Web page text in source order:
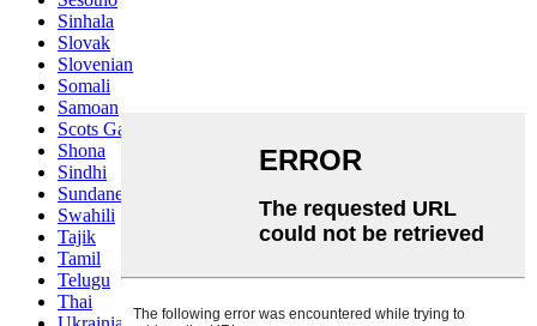
Sinhala
Slovak
Slovenian
Somali
Samoan
Scots Gaelic
Shona
Sindhi
Sundanese
Swahili
Tajik
Tamil
Telugu
Thai